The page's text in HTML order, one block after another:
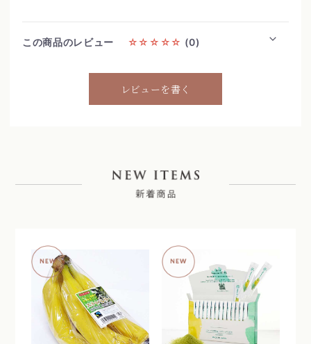
この商品のレビュー ☆☆☆☆☆ (0)
レビューを書く